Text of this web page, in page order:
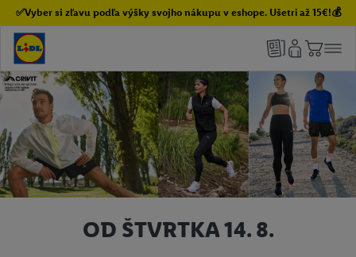
✅Vyber si zľavu podľa výšky svojho nákupu v eshope. Ušetri až 15€!💰
OD ŠTVRTKA 14. 8.